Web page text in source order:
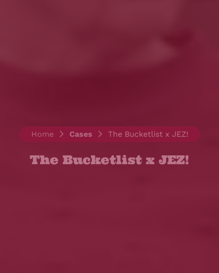
Home > Cases > The Bucketlist x JEZ!
The Bucketlist x JEZ!